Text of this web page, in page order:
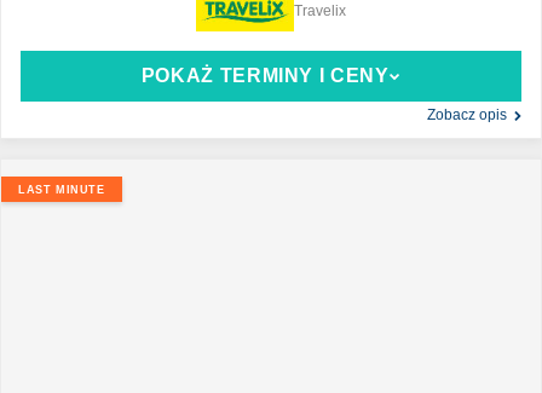
POKAŻ TERMINY I CENY
Zobacz opis
Travelix
LAST MINUTE